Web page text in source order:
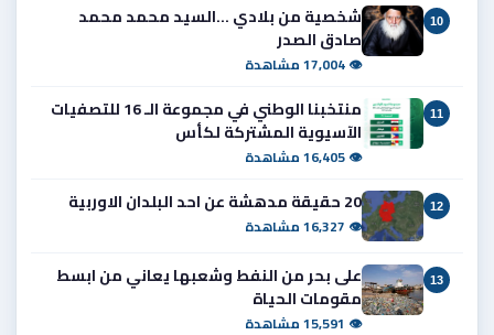
10
شخصية من بلادي ...السيد محمد محمد
صادق الصدر
👁 17,004 مشاهدة
11
منتخبنا الوطني في مجموعة الـ 16 للتصفيات
الآسيوية المشتركة لكأس
👁 16,405 مشاهدة
12 20 حقيقة مدهشة عن احد البلدان الاوربية
👁 16,327 مشاهدة
13
على بحر من النفط وشعبها يعاني من ابسط
مقومات الحياة
👁 15,591 مشاهدة